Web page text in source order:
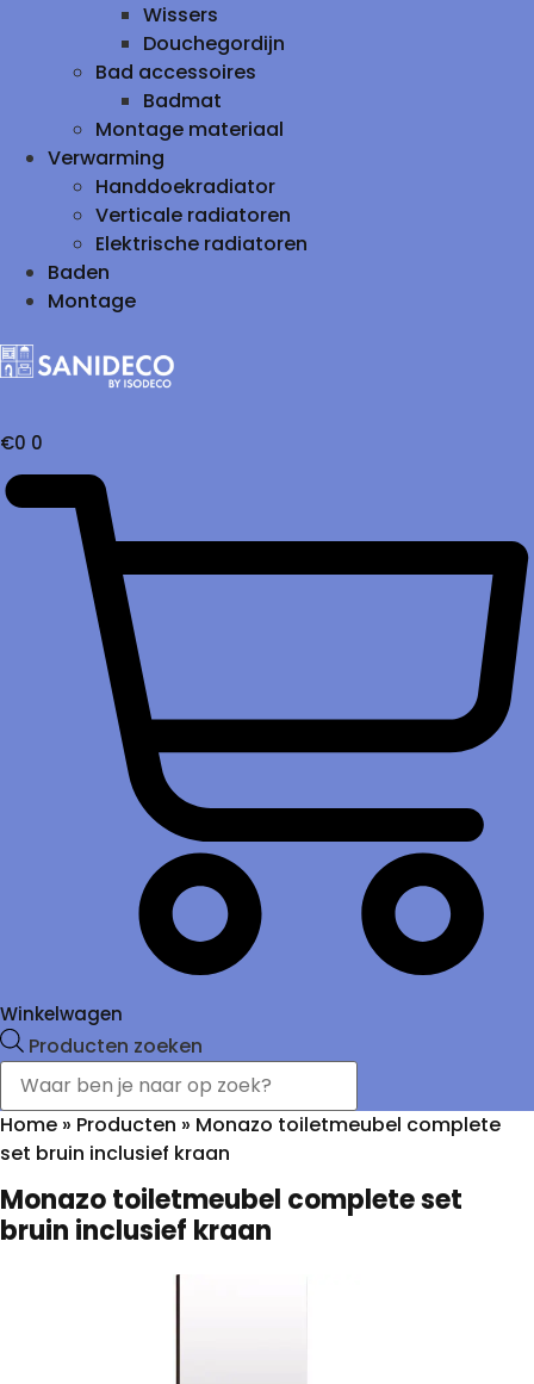
Wissers
Douchegordijn
Bad accessoires
Badmat
Montage materiaal
Verwarming
Handdoekradiator
Verticale radiatoren
Elektrische radiatoren
Baden
Montage
€0 0
Winkelwagen
Producten zoeken
Home » Producten » Monazo toiletmeubel complete
set bruin inclusief kraan
Monazo toiletmeubel complete set
bruin inclusief kraan